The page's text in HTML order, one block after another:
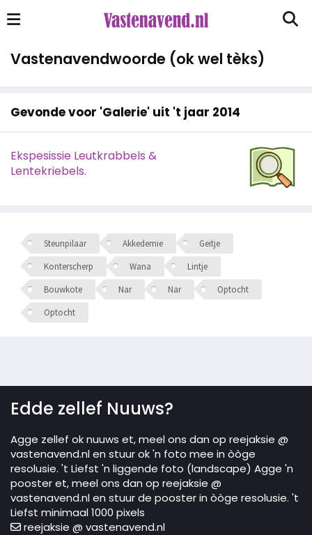
Vastenavendwoorde (ok wel tèks)
Gevonde voor 'Galerie' uit 't jaar 2014
Ekspesissie Leutkrabbels &
Lentekriebels.
Steunpilaar Akkedemie
Geitje
Konterscherp
Wana
Lintje
Bouwkote
Nar Nar
Optocht
Optocht
Edde zellef Nuuws?
Agge zellef ok nuuws et, meel ons dan op reejaksie @
vastenavend.nl en stuur ok 'n foto mee in òòge
resolusie. 't Liefst 'n liggende foto (landscape) Agge 'n
pooster et, meel ons dan op reejaksie @
vastenavend.nl en stuur de pooster in òòge resolusie. 't
Liefst minimaal 1000 pixels
reejaksie @ vastenavend.nl